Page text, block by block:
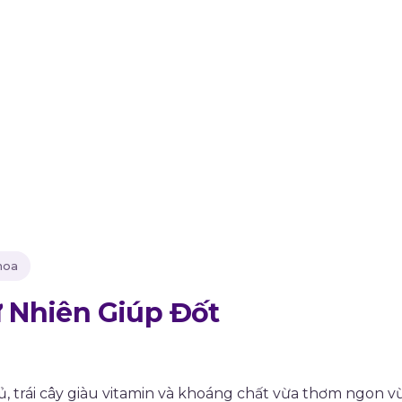
Nhiên Giúp Đốt
trái cây giàu vitamin và khoáng chất vừa thơm ngon